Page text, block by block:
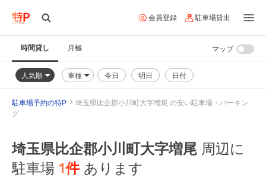
会員登録 駐車場貸出
時間貸し 月極
人気順 車種 今日 明日 日付
マップ
駐車場予約の特P
埼玉県比企郡小川町大字増尾 の安い駐車場・パーキン
グ
埼玉県比企郡小川町大字増尾 周辺に
駐車場 1件 あります